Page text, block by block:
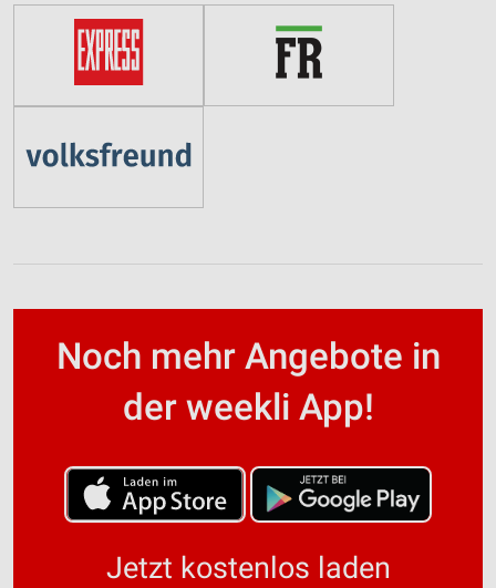
Noch mehr Angebote in
der weekli App!
Jetzt kostenlos laden